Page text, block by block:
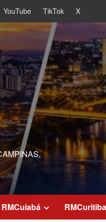
YouTube TikTok X
RMCuiabá RMCuritiba